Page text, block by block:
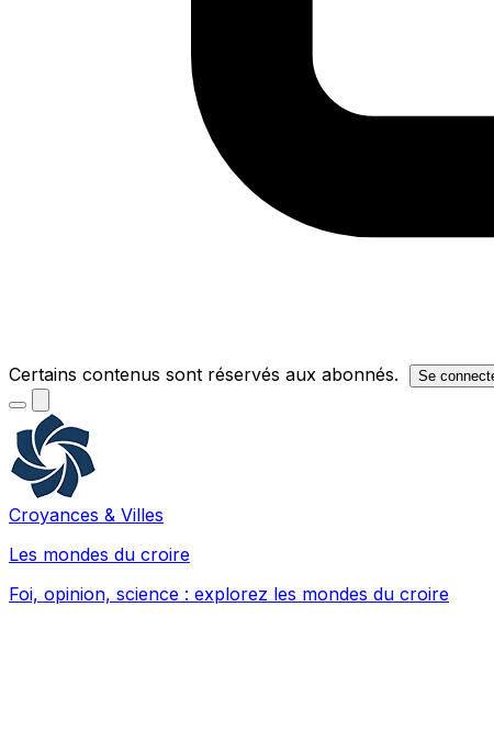
Certains contenus sont réservés aux abonnés. Se
Croyances & Villes
Les mondes du croire
Foi, opinion, science : explorez les mondes du croire